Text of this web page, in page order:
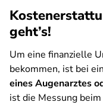
geht’s!
Um eine finanzielle
bekommen, ist bei
eines Augenarztes
ist die Messung